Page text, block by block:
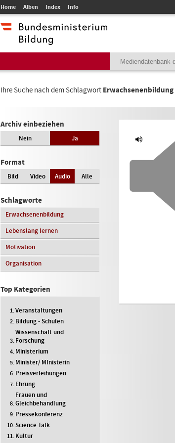
Home Alben Index Info
Ihre Suche nach dem Schlagwort Erwachsenenbildung
Archiv einbeziehen
Nein Ja
Format
Bild Video Audio Alle
Schlagworte
Erwachsenenbildung
Lebenslang lernen
Motivation
Organisation
Top Kategorien
Veranstaltungen
Bildung - Schulen
Wissenschaft und
Forschung
Ministerium
Minister/ MInisterin
Preisverleihungen
Ehrung
Frauen und
Gleichbehandlung
Pressekonferenz
Science Talk
Kultur